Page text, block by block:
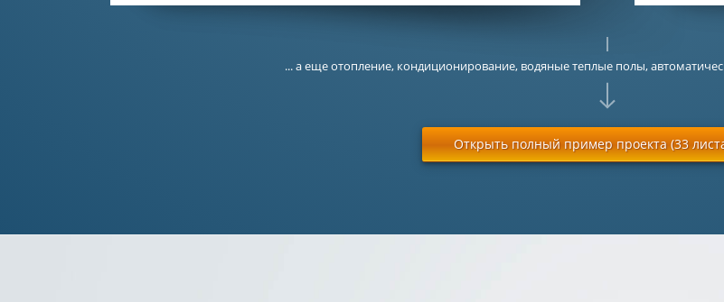
... а еще отопление, кондиционирование, водяные теплые полы,
Открыть полный пример проекта (33